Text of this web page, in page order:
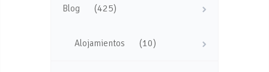
Blog (425)
Alojamientos (10)